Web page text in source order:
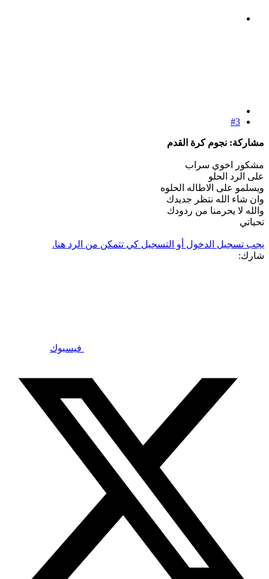
#3
مشاركة: نجوم كرة القدم
مشكور اخوي سراب
على الرد الحلو
ويسلمو على الاطاله الحلوه
وان شاء الله نتظر جديدك
والله لا يحرمنا من ردودك
تحياتي
يجب تسجيل الدخول أو التسجيل كي تتمكن من الرد هنا.
شارك:
فيسبوك